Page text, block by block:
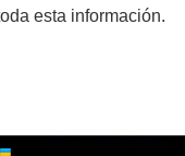
esta información.